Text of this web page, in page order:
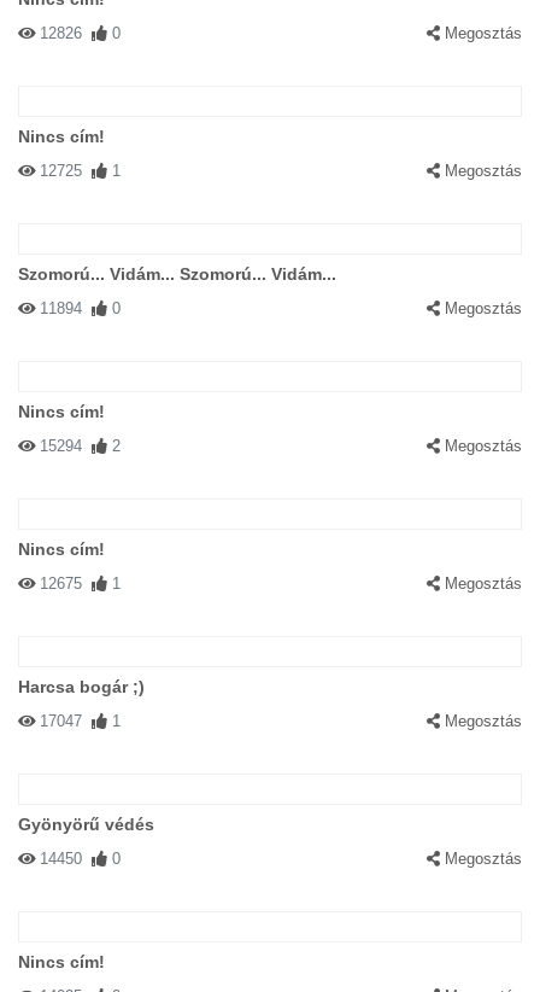
12826 0 Megosztás
Nincs cím!
12725 1 Megosztás
Szomorú... Vidám... Szomorú... Vidám...
11894 0 Megosztás
Nincs cím!
15294 2 Megosztás
Nincs cím!
12675 1 Megosztás
Harcsa bogár ;)
17047 1 Megosztás
Gyönyörű védés
14450 0 Megosztás
Nincs cím!